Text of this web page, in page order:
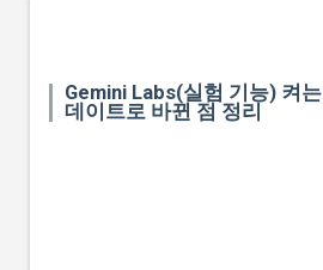
Gemini Labs(실험 기능) 켜
데이트로 바뀐 점 정리